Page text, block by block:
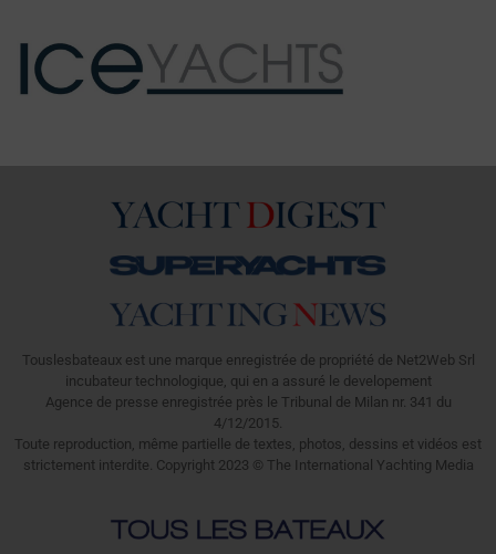
Touslesbateaux est une marque enregistrée de propriété de Net2Web Srl
incubateur technologique, qui en a assuré le developement
Agence de presse enregistrée près le Tribunal de Milan nr. 341 du
4/12/2015.
Toute reproduction, même partielle de textes, photos, dessins et vidéos est
strictement interdite. Copyright 2023 © The International Yachting Media